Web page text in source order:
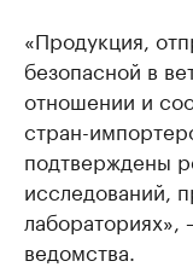
«Продукция,
безопасной в
отношении и
стран-
подтверждены
исследований,
ведомства.